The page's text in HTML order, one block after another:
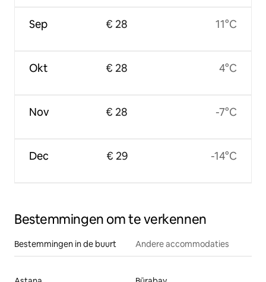
Sep
Okt
Nov
Dec
€ 28
€ 28
€ 28
€ 29
11°C
4°C
-7°C
-14°C
Bestemmingen om te verkennen
Bestemmingen in de buurt Andere accommodaties